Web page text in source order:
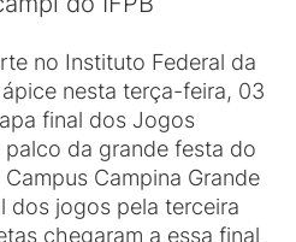
no Instituto Federal da
nesta terça-feira, 03
final dos Jogos
da grande festa do
Campina Grande
dos jogos pela terceira
chegaram a essa final